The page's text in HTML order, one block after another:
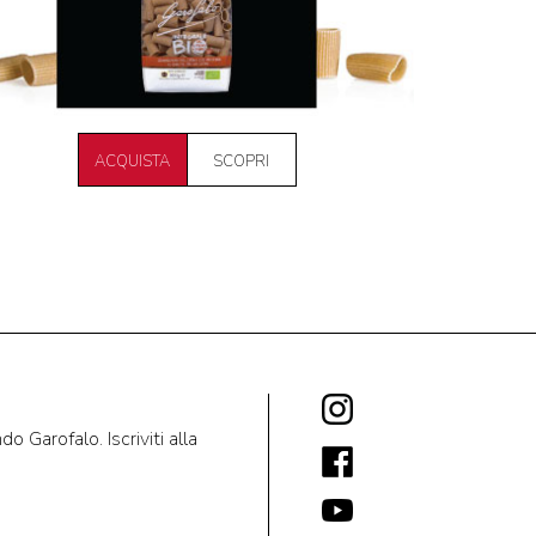
ACQUISTA SCOPRI
Garofalo. Iscriviti alla